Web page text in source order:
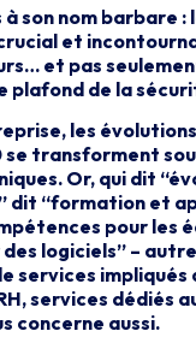
son nom barbare :
et
et pas
plafond de la
les
se transforment
Or, qui dit
dit “formation et
pour les
des logiciels” –
services impliqués
services dédiés
concerne aussi.